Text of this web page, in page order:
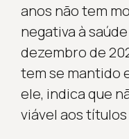
anos não tem
negativa à
dezembro de
tem se mantido
ele, indica que
viável aos